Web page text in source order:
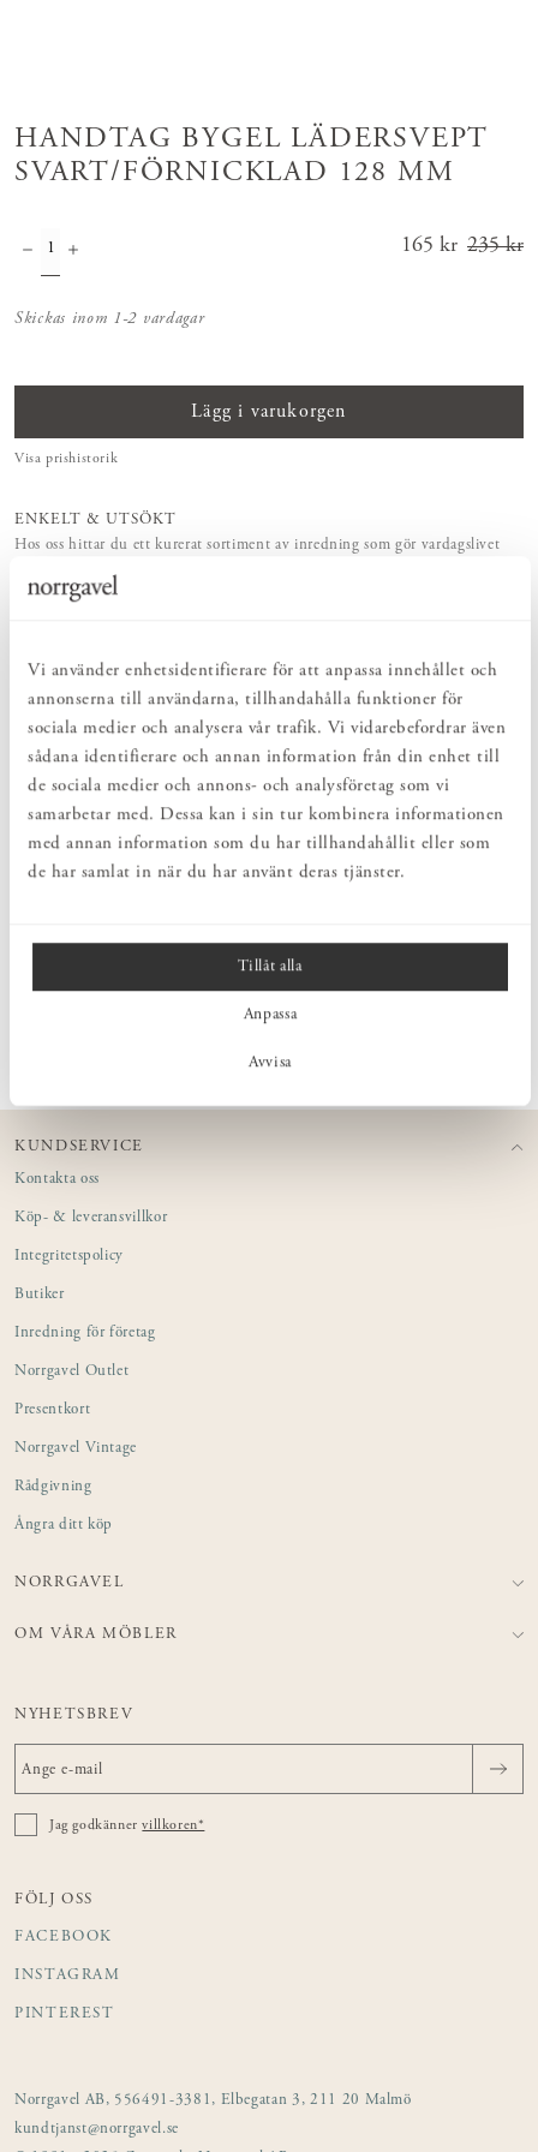
Vi använder enhetsidentifierare för att anpassa innehållet och
annonserna till användarna, tillhandahålla funktioner för
sociala medier och analysera vår trafik. Vi vidarebefordrar även
sådana identifierare och annan information från din enhet till
de sociala medier och annons- och analysföretag som vi
samarbetar med. Dessa kan i sin tur kombinera informationen
med annan information som du har tillhandahållit eller som
de har samlat in när du har använt deras tjänster.
Tillåt alla
Anpassa
Avvisa
HANDTAG BYGEL LÄDERSVEPT
SVART/FÖRNICKLAD 128 MM
Nuvarande
165 kr 235 kr
Skickas inom 1-2 vardagar
Lägg i varukorgen
Visa prishistorik
ENKELT & UTSÖKT
Hos oss hittar du ett kurerat sortiment av inredning som gör vardagslivet
NATURLIGT & LÅNGSIKTIGT
HARMONISK HELHET
Inredningsdetaljer som kompletterar möblerna och skapar en harmonisk
PRODUKTBESKRIVNING
Norrgavels handtag Bygel i förnicklad stål svept med naturgarvat
läder från svenska Tärnsjö garveri.
KUNDSERVICE
Kontakta oss
Köp- & leveransvillkor
Integritetspolicy
Butiker
Inredning för företag
Norrgavel Outlet
Presentkort
Norrgavel Vintage
Rådgivning
Ångra ditt köp
NORRGAVEL
OM VÅRA MÖBLER
NYHETSBREV
Jag godkännervillkoren*
FÖLJ OSS
FACEBOOK
INSTAGRAM
PINTEREST
Norrgavel AB, 556491-3381, Elbegatan 3, 211 20 Malmö
kundtjanst@norrgavel.se